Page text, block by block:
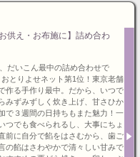
供え・お布施に】詰め合わ
だいこん最中の詰め合わせで
とりよせネット第1位！東京老舗
作る手作り最中。だから、いつで
みずみずしく炊き上げ、甘さひか
で３週間の日持ちもまた魅力！一
つでも食べられるし、大事にちょ
前に自分で餡をはさむから、歯ご
の餡はさわやかで清々しい甘みで